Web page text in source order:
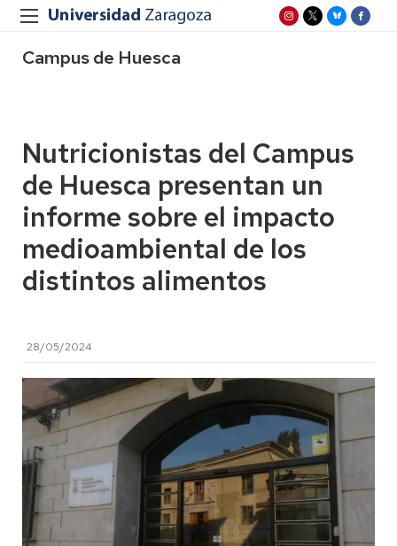
Campus de Huesca
Nutricionistas del Campus
de Huesca presentan un
informe sobre el impacto
medioambiental de los
distintos alimentos
28/05/2024